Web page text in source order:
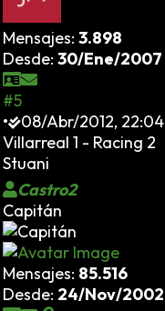
Mensajes: 3.898
Desde: 30/Ene/2007
#5
•
08/Abr/2012, 22:04
Villarreal 1 - Racing 2
Stuani
Castro2
Capitán
Mensajes: 85.516
Desde: 24/Nov/2002